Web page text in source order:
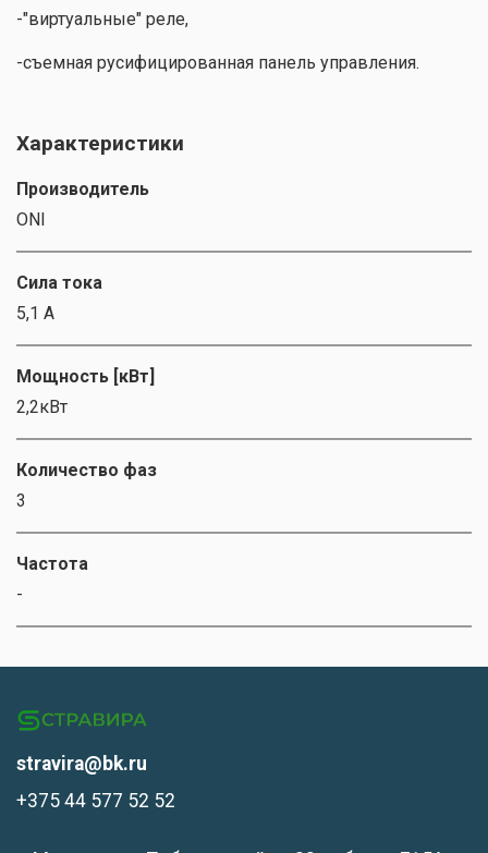
-"виртуальные" реле,
-съемная русифицированная панель управления.
Характеристики
Производитель
ONI
Сила тока
5,1 А
Мощность [кВт]
2,2кВт
Количество фаз
3
Частота
-
stravira@bk.ru
+375 44 577 52 52